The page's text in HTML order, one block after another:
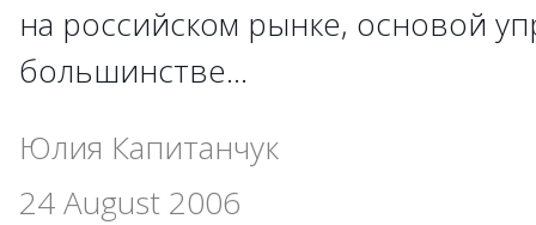
на российском рынке, основой
большинстве…
Юлия Капитанчук
24 August 2006